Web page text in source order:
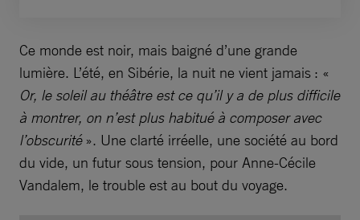
Ce monde est noir, mais baigné d’une grande
lumière. L’été, en Sibérie, la nuit ne vient jamais : «
Or, le soleil au théâtre est ce qu’il y a de plus difficile
à montrer, on n’est plus habitué à composer avec
l’obscurité». Une clarté irréelle, une société au bord
du vide, un futur sous tension, pour Anne-Cécile
Vandalem, le trouble est au bout du voyage.